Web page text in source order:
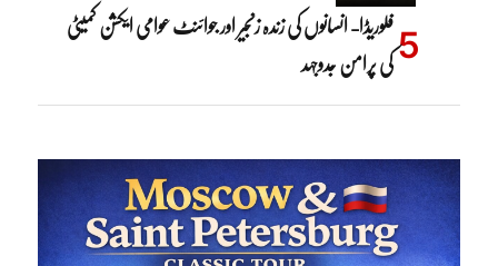
فلوریڈا- انسانوں کی زندہ زنجیر اور جوائنٹ عوامی ایکشن کمیٹی
کی پرامن جدوجہد